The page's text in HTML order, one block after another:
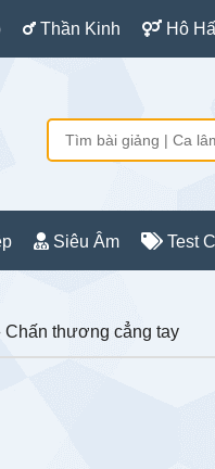
Thần Kinh Hô
Siêu Âm Test
Chấn thương cẳng tay